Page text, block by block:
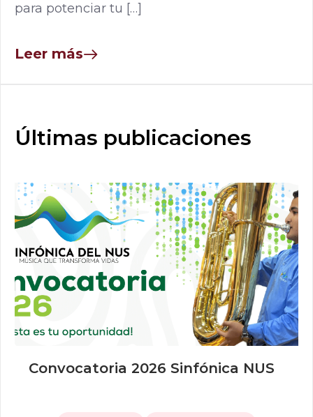
para potenciar tu […]
Leer más
Últimas publicaciones
Convocatoria 2026 Sinfónica NUS